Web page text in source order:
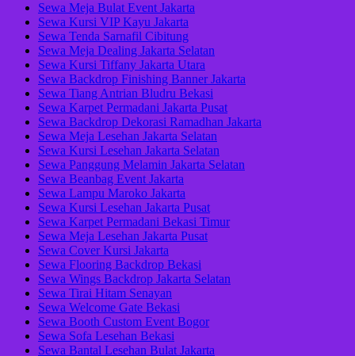
Sewa Meja Bulat Event Jakarta
Sewa Kursi VIP Kayu Jakarta
Sewa Tenda Sarnafil Cibitung
Sewa Meja Dealing Jakarta Selatan
Sewa Kursi Tiffany Jakarta Utara
Sewa Backdrop Finishing Banner Jakarta
Sewa Tiang Antrian Bludru Bekasi
Sewa Karpet Permadani Jakarta Pusat
Sewa Backdrop Dekorasi Ramadhan Jakarta
Sewa Meja Lesehan Jakarta Selatan
Sewa Kursi Lesehan Jakarta Selatan
Sewa Panggung Melamin Jakarta Selatan
Sewa Beanbag Event Jakarta
Sewa Lampu Maroko Jakarta
Sewa Kursi Lesehan Jakarta Pusat
Sewa Karpet Permadani Bekasi Timur
Sewa Meja Lesehan Jakarta Pusat
Sewa Cover Kursi Jakarta
Sewa Flooring Backdrop Bekasi
Sewa Wings Backdrop Jakarta Selatan
Sewa Tirai Hitam Senayan
Sewa Welcome Gate Bekasi
Sewa Booth Custom Event Bogor
Sewa Sofa Lesehan Bekasi
Sewa Bantal Lesehan Bulat Jakarta